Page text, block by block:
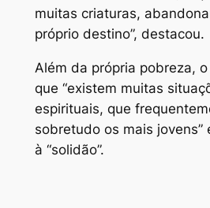
muitas criaturas,
próprio destino”, destacou.
Além da própria pobreza,
que “existem muitas
espirituais, que
sobretudo os mais jovens”
à “solidão”.